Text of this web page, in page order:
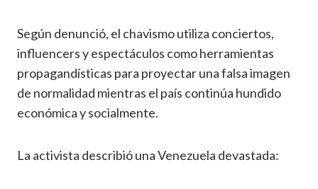
Según denunció, el chavismo utiliza conciertos,
influencers y espectáculos como herramientas
propagandísticas para proyectar una falsa imagen
de normalidad mientras el país continúa hundido
económica y socialmente.
La activista describió una Venezuela devastada: